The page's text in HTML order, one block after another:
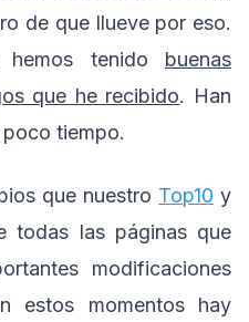
de que llueve por eso.
tenido buenas
que he recibido. Han
tiempo.
que nuestro Top10 y
todas las páginas que
modificaciones
estos momentos hay